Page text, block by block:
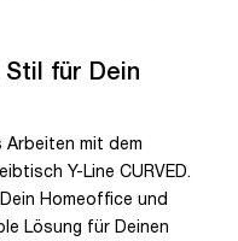
für Dein
Arbeiten mit dem
Y-Line CURVED.
Homeoffice und
Lösung für Deinen